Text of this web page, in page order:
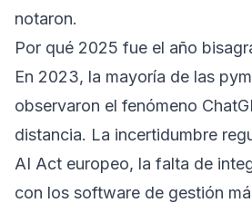
notaron.
Por qué 2025 fue el año
En 2023, la mayoría de las
observaron el fenómeno
distancia. La incertidumbre
AI Act europeo, la falta de
con los software de gestión